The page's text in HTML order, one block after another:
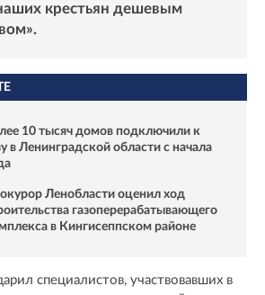
крестьян дешевым
10 тысяч домов подключили к
в Ленинградской области с начала
Ленобласти оценил ход
газоперерабатывающего
в Кингисеппском районе
специалистов, участвовавших в